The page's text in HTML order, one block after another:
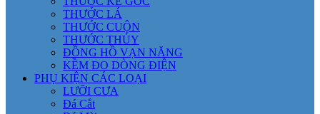
THƯỚC LÁ
THƯỚC CUỘN
THƯỚC THỦY
ĐỒNG HỒ VẠN NĂNG
KỀM ĐO DÒNG ĐIỆN
PHỤ KIỆN CÁC LOẠI
LƯỠI CƯA
Đá Cắt